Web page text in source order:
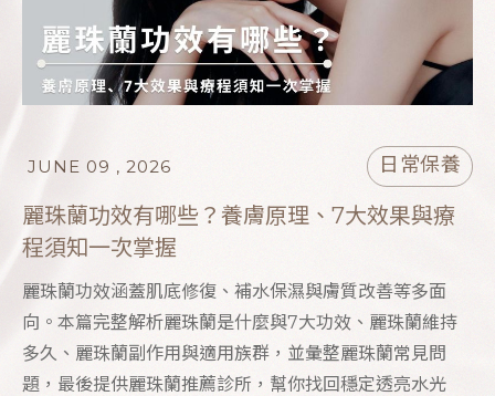
JUNE 09 , 2026 日常保養
麗珠蘭功效有哪些？養膚原理、7大效果與療
程須知一次掌握
麗珠蘭功效涵蓋肌底修復、補水保濕與膚質改善等多面
向。本篇完整解析麗珠蘭是什麼與7大功效、麗珠蘭維持
多久、麗珠蘭副作用與適用族群，並彙整麗珠蘭常見問
題，最後提供麗珠蘭推薦診所，幫你找回穩定透亮水光